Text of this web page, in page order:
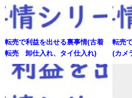
転売で利益を出せる裏事情(古着
転売 卸仕入れ、タイ仕入れ)
転売
(カメ